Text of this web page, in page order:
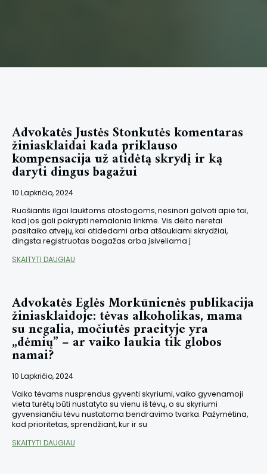
Advokatės Justės Stonkutės komentaras
žiniasklaidai kada priklauso
kompensacija už atidėtą skrydį ir ką
daryti dingus bagažui
10 Lapkričio, 2024
Ruošiantis ilgai lauktoms atostogoms, nesinori galvoti apie tai,
kad jos gali pakrypti nemalonia linkme. Vis dėlto neretai
pasitaiko atvejų, kai atidedami arba atšaukiami skrydžiai,
dingsta registruotas bagažas arba įsiveliama į
SKAITYTI DAUGIAU
Advokatės Eglės Morkūnienės publikacija
žiniasklaidoje: tėvas alkoholikas, mama
su negalia, močiutės praeityje yra
„dėmių” – ar vaiko laukia tik globos
namai?
10 Lapkričio, 2024
Vaiko tėvams nusprendus gyventi skyriumi, vaiko gyvenamoji
vieta turėtų būti nustatyta su vienu iš tėvų, o su skyriumi
gyvensiančiu tėvu nustatoma bendravimo tvarka. Pažymėtina,
kad prioritetas, sprendžiant, kur ir su
SKAITYTI DAUGIAU